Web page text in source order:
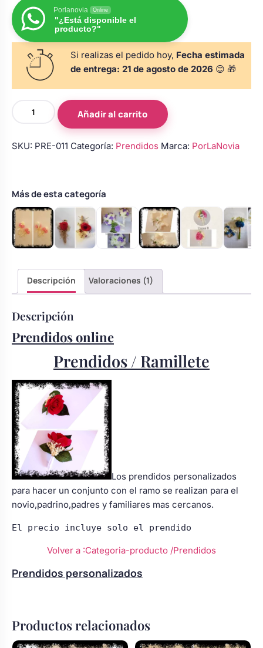
para arras
alianzas
porta alianzas
de boda
y pala tarta
damas de honor
bebé boda
floral coche
Perchas de comunión
personalizadas
Rasca y Gana para Comunión:
Sorpresas y Diversión
Detalles de comunión para invitados
Ver todo
Bolsos personalizados
Neceseres personalizados
Otros regalos
Ver todo
Porlanovia Online
"¿Está disponible el
producto?"
Si realizas el pedido hoy, Fecha estimada
de entrega: 21 de agosto de 2026 😊 🎁
con
y
hojas
verdes
cantidad
Añadir al carrito
SKU: PRE-011 Categoría: Prendidos Marca: PorLaNovia
Más de esta categoría
Descripción Valoraciones (1)
Descripción
Prendidos online
Prendidos / Ramillete
Los prendidos personalizados
para hacer un conjunto con el ramo se realizan para el
novio,padrino,padres y familiares mas cercanos.
El precio incluye solo el prendido
Volver a :Categoria-producto /Prendidos
Prendidos personalizados
Productos relacionados